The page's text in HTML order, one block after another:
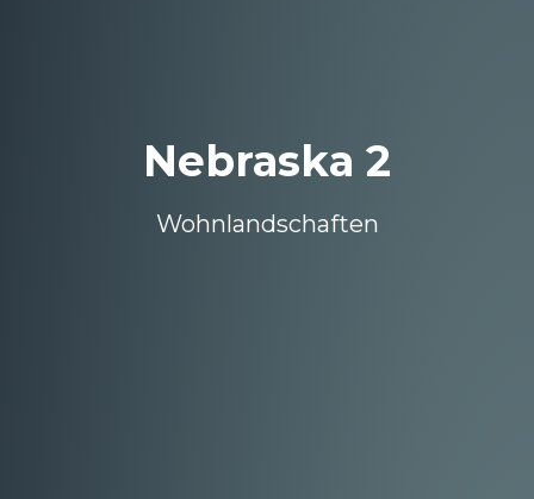
Nebraska 2
Wohnlandschaften